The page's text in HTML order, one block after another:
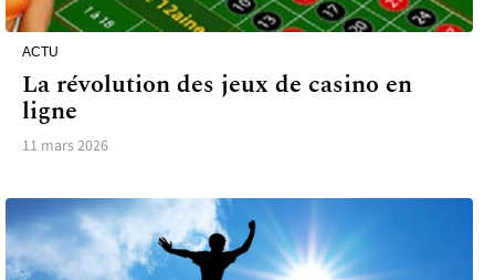
ACTU
La révolution des jeux de casino en
ligne
11 mars 2026